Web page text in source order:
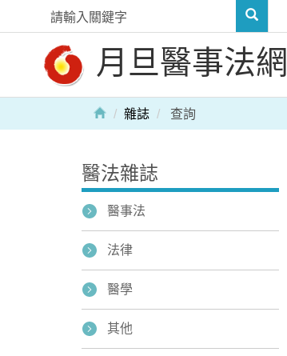
月旦醫事法網
雜誌 查詢
醫法雜誌
醫事法
法律
醫學
其他